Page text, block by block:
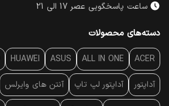
ساعت پاسخگویی عصر 17 الی 21
دسته‌های محصولات
ACER
ALL IN ONE
ASUS
HUAWEI
آداپتور آداپتور لپ تاپ آنتن‌ های وایرلس